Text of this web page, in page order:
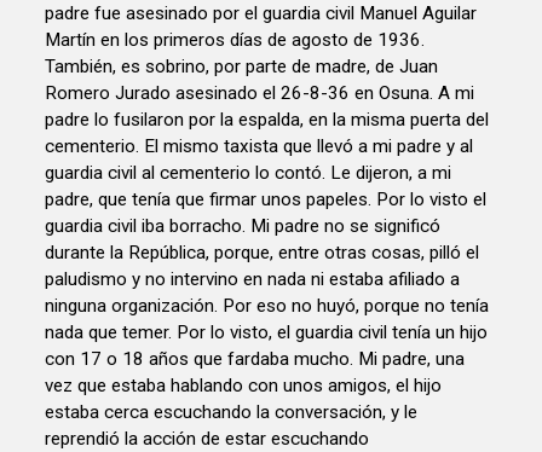
padre fue asesinado por el guardia civil Manuel Aguilar
Martín en los primeros días de agosto de 1936.
También, es sobrino, por parte de madre, de Juan
Romero Jurado asesinado el 26-8-36 en Osuna. A mi
padre lo fusilaron por la espalda, en la misma puerta del
cementerio. El mismo taxista que llevó a mi padre y al
guardia civil al cementerio lo contó. Le dijeron, a mi
padre, que tenía que firmar unos papeles. Por lo visto el
guardia civil iba borracho. Mi padre no se significó
durante la República, porque, entre otras cosas, pilló el
paludismo y no intervino en nada ni estaba afiliado a
ninguna organización. Por eso no huyó, porque no tenía
nada que temer. Por lo visto, el guardia civil tenía un hijo
con 17 o 18 años que fardaba mucho. Mi padre, una
vez que estaba hablando con unos amigos, el hijo
estaba cerca escuchando la conversación, y le
reprendió la acción de estar escuchando